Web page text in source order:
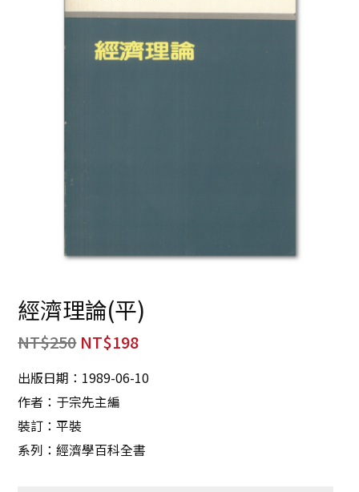
經濟理論(平)
NT$250 NT$198
出版日期：1989-06-10
作者：于宗先主編
裝訂：平裝
系列：經濟學百科全書